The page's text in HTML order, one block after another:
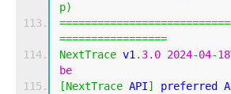
p)
=================
NextTrace v1 . 3.0 2024-04-
be
[NextTrace API] preferred